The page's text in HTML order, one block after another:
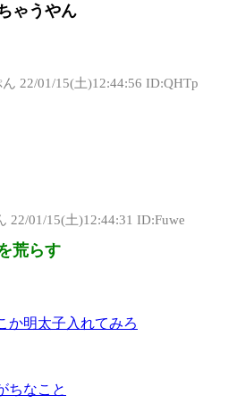
ゃうやん
22/01/15(土)12:44:56 ID:QHTp
22/01/15(土)12:44:31 ID:Fuwe
荒らす
か明太子入れてみろ
ちなこと